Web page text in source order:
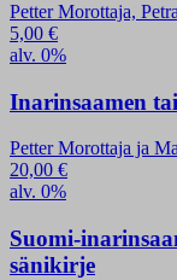
Petter Morottaja,
5,00 €
alv. 0%
Inarinsaamen
Petter Morottaja ja
20,00 €
alv. 0%
Suomi-
sänikirje